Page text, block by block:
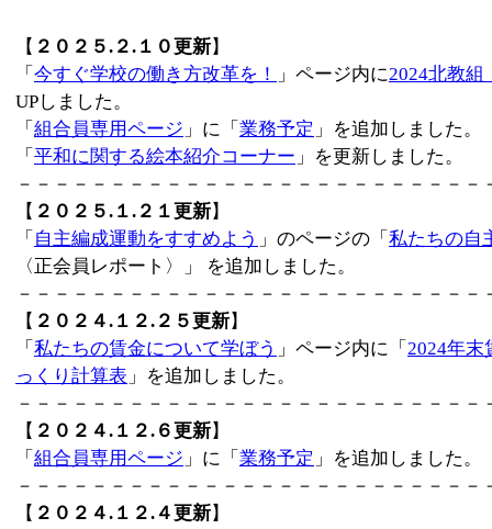
【 ２０２５.２.１０更新】
「 今すぐ学校の働き方改革を！ 」ページ内に2024北教組
UPしました。
「 組合員専用ページ 」に「 業務予定 」を追加しました。
「 平和に関する絵本紹介コーナー 」を更新しました。
－－－－－－－－－－－－－－－－－－－－－－－－
【 ２０２５.１.２１更新】
「 自主編成運動をすすめよう 」のページの「 私たちの自
〈正会員レポート〉」 を追加しました。
－－－－－－－－－－－－－－－－－－－－－－－－
【 ２０２４.１２.２５更新】
「 私たちの賃金について学ぼう 」ページ内に「 2024年末
っくり計算表 」を追加しました。
－－－－－－－－－－－－－－－－－－－－－－－－
【 ２０２４.１２.６更新】
「 組合員専用ページ 」に「 業務予定 」を追加しました。
－－－－－－－－－－－－－－－－－－－－－－－－
【 ２０２４.１２.４更新】